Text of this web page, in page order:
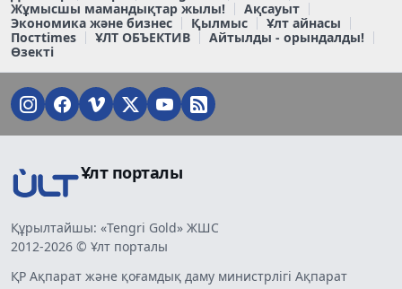
Жұмысшы мамандықтар жылы!
Ақсауыт
Экономика және бизнес
Қылмыс
Ұлт айнасы
Постtimes
ҰЛТ ОБЪЕКТИВ
Айтылды - орындалды!
Өзекті
Ұлт порталы
Құрылтайшы: «Tengri Gold» ЖШС
2012-2026 © Ұлт порталы
ҚР Ақпарат және қоғамдық даму министрлігі Ақпарат